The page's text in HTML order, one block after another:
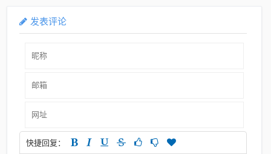
发表评论
快捷回复：